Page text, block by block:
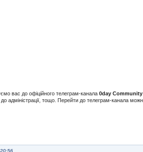
вас до офіційного телеграм-канала 0day Community
адміністрації, тощо. Перейти до телеграм-канала